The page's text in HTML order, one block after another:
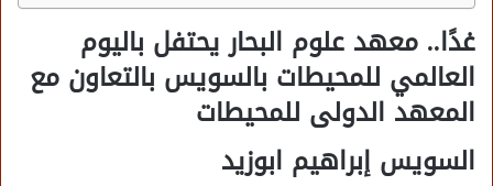
غدًا.. معهد علوم البحار يحتفل باليوم
العالمي للمحيطات بالسويس بالتعاون مع
المعهد الدولى للمحيطات
السويس إبراهيم ابوزيد